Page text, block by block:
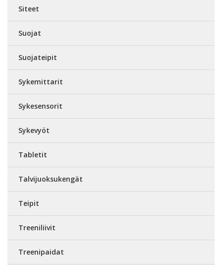
Siteet
Suojat
Suojateipit
Sykemittarit
Sykesensorit
Sykevyöt
Tabletit
Talvijuoksukengät
Teipit
Treeniliivit
Treenipaidat